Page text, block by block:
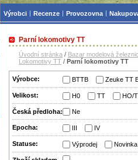
Parní lokomotivy TT
Úvodní stránka / Bazar modelová
Lokomotivy TT / Parní lokomotivy TT
Výrobce: BTTB Zeuke TT
Velikost: H0 TT HO/
Česká předloha: Ne
Epocha: III IV
Statuse: Výprodej Novinka
Výrobci Recenze Provozovna